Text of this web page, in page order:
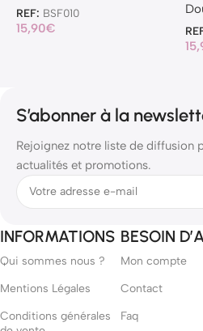
REF: BSF010
15,90€
S’abonner à la
Rejoignez notre liste de diffusion
actualités et promotions.
INFORMATIONS
Qui sommes nous ?
Mentions Légales
Conditions générales
BESOIN
Mon compte
Contact
Faq